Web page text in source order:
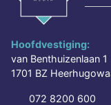
Hoofdvestiging:
van Benthuizenlaan 1
1701 BZ
072 8200 600